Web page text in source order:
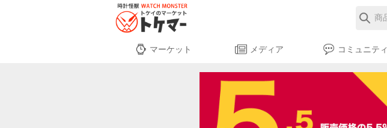
マーケット メディア コミュニティ